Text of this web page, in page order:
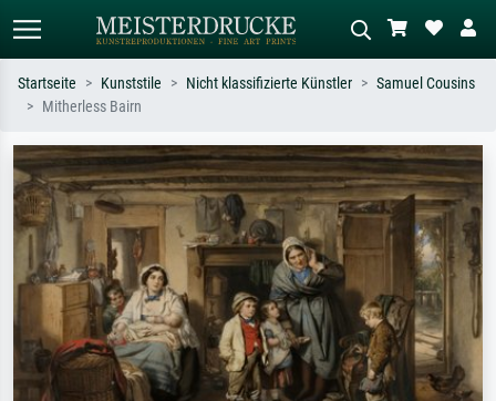
Suchen Sie nach Künstlern, Werktiteln
oder Stilen – z.B. Monet,
Sternennacht, Impressionismus, Welle
Hokusai, Akt.
Beschreiben Sie die Szene – z.B. Grüne
Wiese, Abstrakt mit viel Rot, Dunkles
Ölgemälde, Stehender Akt neben einem
Startseite Kunststile Nicht klassifizierte Künstler
Samuel Cousins
Mitherless Bairn